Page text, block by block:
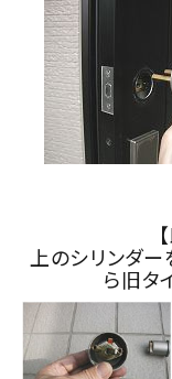
上のシリンダー
ら旧タ